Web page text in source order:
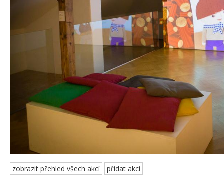
zobrazit přehled všech akcí přidat akci